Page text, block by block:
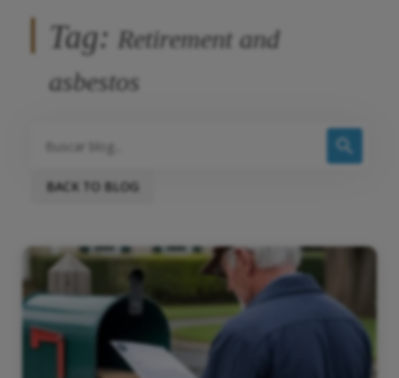
Tag: Retirement and
asbestos
BACK TO BLOG